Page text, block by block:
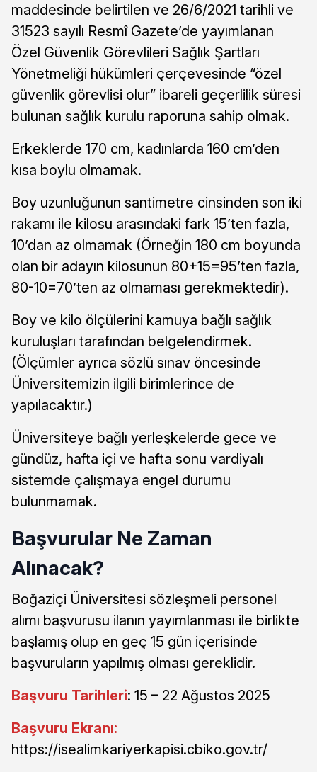
maddesinde belirtilen ve 26/6/2021 tarihli ve
31523 sayılı Resmî Gazete’de yayımlanan
Özel Güvenlik Görevlileri Sağlık Şartları
Yönetmeliği hükümleri çerçevesinde “özel
güvenlik görevlisi olur” ibareli geçerlilik süresi
bulunan sağlık kurulu raporuna sahip olmak.
Erkeklerde 170 cm, kadınlarda 160 cm’den
kısa boylu olmamak.
Boy uzunluğunun santimetre cinsinden son iki
rakamı ile kilosu arasındaki fark 15’ten fazla,
10’dan az olmamak (Örneğin 180 cm boyunda
olan bir adayın kilosunun 80+15=95’ten fazla,
80-10=70’ten az olmaması gerekmektedir).
Boy ve kilo ölçülerini kamuya bağlı sağlık
kuruluşları tarafından belgelendirmek.
(Ölçümler ayrıca sözlü sınav öncesinde
Üniversitemizin ilgili birimlerince de
yapılacaktır.)
Üniversiteye bağlı yerleşkelerde gece ve
gündüz, hafta içi ve hafta sonu vardiyalı
sistemde çalışmaya engel durumu
bulunmamak.
Başvurular Ne Zaman
Alınacak?
Boğaziçi Üniversitesi sözleşmeli personel
alımı başvurusu ilanın yayımlanması ile birlikte
başlamış olup en geç 15 gün içerisinde
başvuruların yapılmış olması gereklidir.
Başvuru Tarihleri: 15 – 22 Ağustos 2025
Başvuru Ekranı:
https://isealimkariyerkapisi.cbiko.gov.tr/